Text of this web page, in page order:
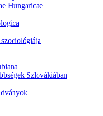
Hungaricae
Szlovákiában